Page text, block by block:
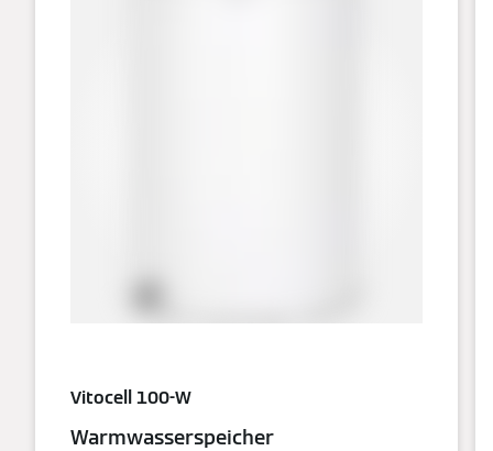
Vitocell 100-W
Warmwasserspeicher